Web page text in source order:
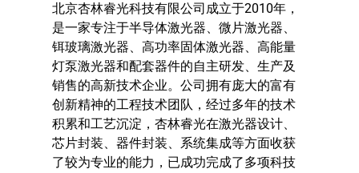
北京杏林睿光科技有限公司成立于2010年，
是一家专注于半导体激光器、微片激光器、
铒玻璃激光器、高功率固体激光器、高能量
灯泵激光器和配套器件的自主研发、生产及
销售的高新技术企业。公司拥有庞大的富有
创新精神的工程技术团队，经过多年的技术
积累和工艺沉淀，杏林睿光在激光器设计、
芯片封装、器件封装、系统集成等方面收获
了较为专业的能力，已成功完成了多项科技